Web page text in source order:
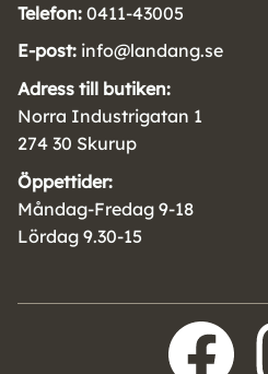
Telefon: 0411-43005
E-post: info@landang.se
Adress till butiken:
Norra Industrigatan 1
274 30 Skurup
Öppettider:
Måndag-Fredag 9-18
Lördag 9.30-15